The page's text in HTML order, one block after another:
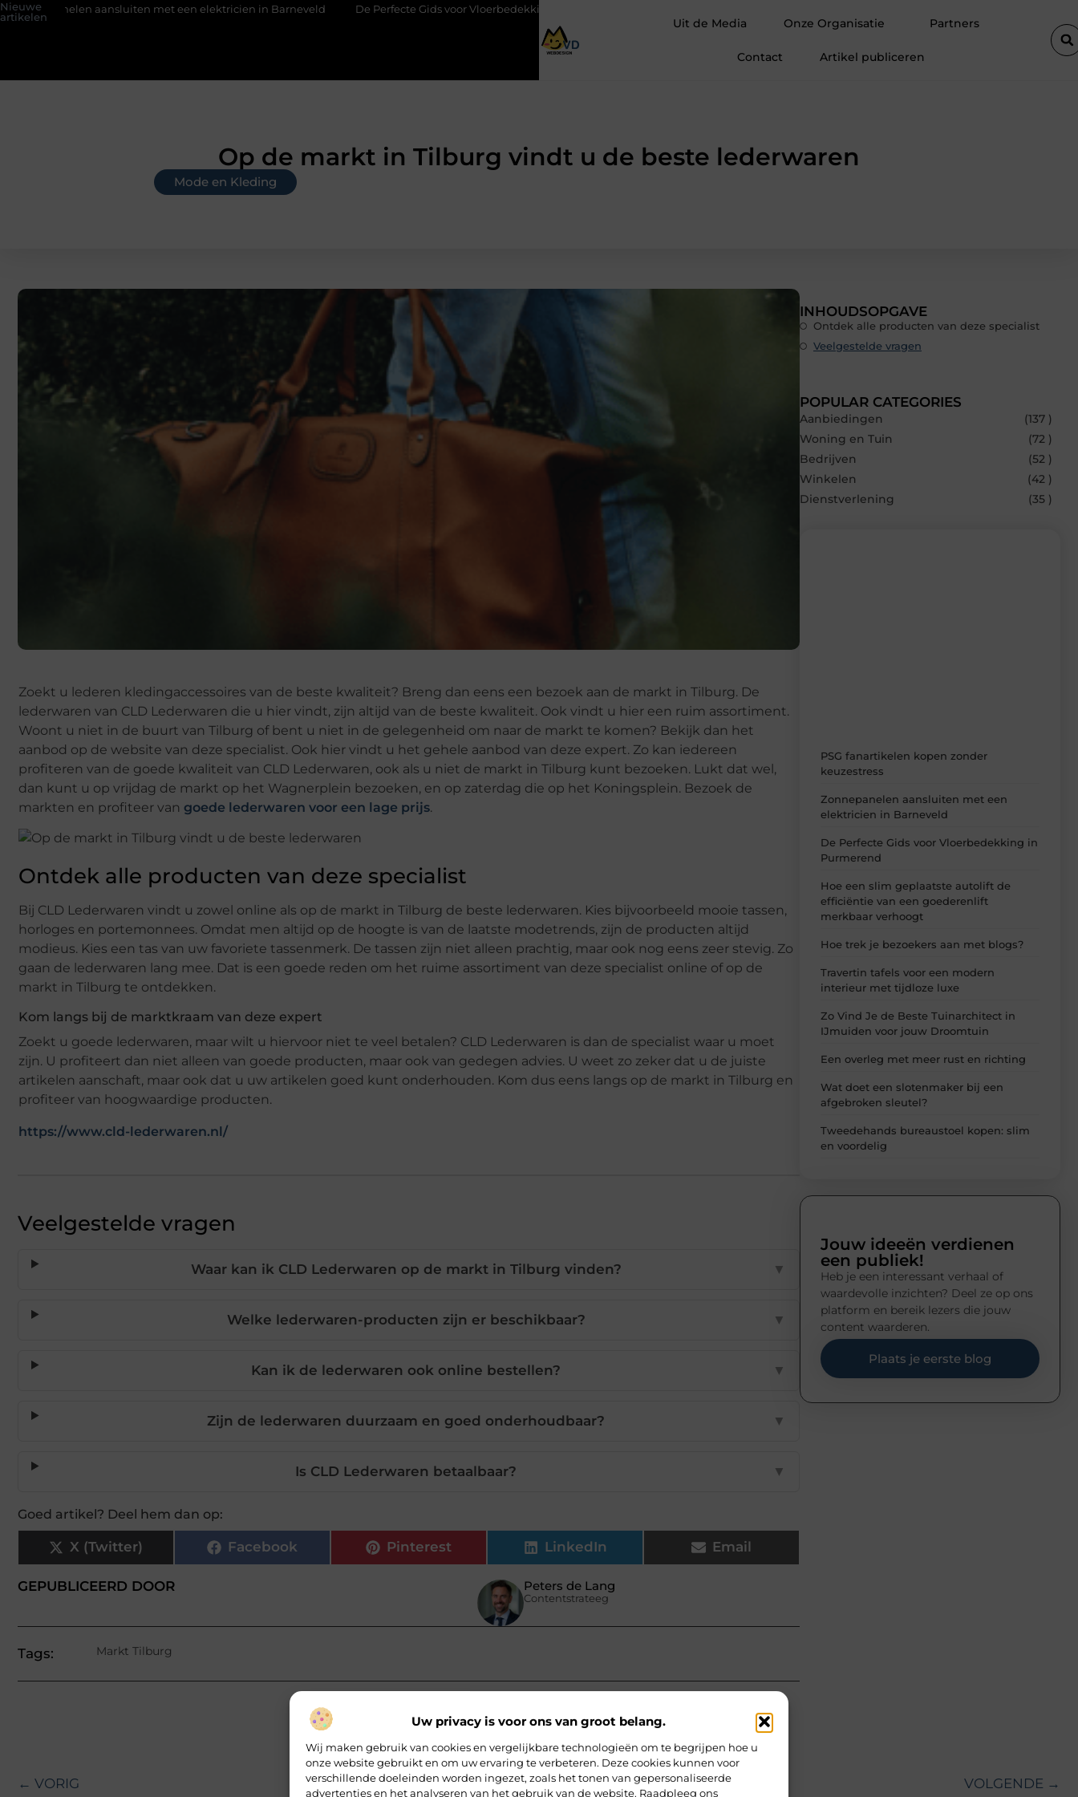
Uw privacy is voor ons van groot belang.
Wij maken gebruik van cookies en vergelijkbare technologieën om te begrijpen hoe u
onze website gebruikt en om uw ervaring te verbeteren. Deze cookies kunnen voor
verschillende doeleinden worden ingezet, zoals het tonen van gepersonaliseerde
advertenties en het analyseren van het gebruik van de website. Raadpleeg ons
Nieuwe
artikelen
met een elektricien in Barneveld De Perfecte Gids voor Vloerbedekking in Purmerend
Uit de Media Onze Organisatie Partners
Contact Artikel publiceren
Op de markt in Tilburg vindt u de beste lederwaren
Mode en Kleding
Zoekt u lederen kledingaccessoires van de beste kwaliteit? Breng dan eens een bezoek aan de markt in Tilburg. De
lederwaren van CLD Lederwaren die u hier vindt, zijn altijd van de beste kwaliteit. Ook vindt u hier een ruim assortiment.
Woont u niet in de buurt van Tilburg of bent u niet in de gelegenheid om naar de markt te komen? Bekijk dan het
aanbod op de website van deze specialist. Ook hier vindt u het gehele aanbod van deze expert. Zo kan iedereen
profiteren van de goede kwaliteit van CLD Lederwaren, ook als u niet de markt in Tilburg kunt bezoeken. Lukt dat wel,
dan kunt u op vrijdag de markt op het Wagnerplein bezoeken, en op zaterdag die op het Koningsplein. Bezoek de
markten en profiteer van goede lederwaren voor een lage prijs.
Ontdek alle producten van deze specialist
Bij CLD Lederwaren vindt u zowel online als op de markt in Tilburg de beste lederwaren. Kies bijvoorbeeld mooie tassen,
horloges en portemonnees. Omdat men altijd op de hoogte is van de laatste modetrends, zijn de producten altijd
modieus. Kies een tas van uw favoriete tassenmerk. De tassen zijn niet alleen prachtig, maar ook nog eens zeer stevig. Zo
gaan de lederwaren lang mee. Dat is een goede reden om het ruime assortiment van deze specialist online of op de
markt in Tilburg te ontdekken.
Kom langs bij de marktkraam van deze expert
Zoekt u goede lederwaren, maar wilt u hiervoor niet te veel betalen? CLD Lederwaren is dan de specialist waar u moet
zijn. U profiteert dan niet alleen van goede producten, maar ook van gedegen advies. U weet zo zeker dat u de juiste
artikelen aanschaft, maar ook dat u uw artikelen goed kunt onderhouden. Kom dus eens langs op de markt in Tilburg en
profiteer van hoogwaardige producten.
https://www.cld-lederwaren.nl/
Veelgestelde vragen
Waar kan ik CLD Lederwaren op de markt in Tilburg vinden? ▼
Welke lederwaren-producten zijn er beschikbaar? ▼
Kan ik de lederwaren ook online bestellen? ▼
Zijn de lederwaren duurzaam en goed onderhoudbaar? ▼
Is CLD Lederwaren betaalbaar? ▼
Goed artikel? Deel hem dan op:
X (Twitter) Facebook Pinterest LinkedIn Email
GEPUBLICEERD DOOR Peters de Lang
Contentstrateeg
Tags: Markt Tilburg
INHOUDSOPGAVE
Ontdek alle producten van deze specialist
Veelgestelde vragen
POPULAR CATEGORIES
Aanbiedingen
(137 )
Woning en Tuin
(72 )
Bedrijven
(52 )
Winkelen
(42 )
Dienstverlening
(35 )
PSG fanartikelen kopen zonder
keuzestress
Zonnepanelen aansluiten met een
elektricien in Barneveld
De Perfecte Gids voor Vloerbedekking in
Purmerend
Hoe een slim geplaatste autolift de
efficiëntie van een goederenlift
merkbaar verhoogt
Hoe trek je bezoekers aan met blogs?
Travertin tafels voor een modern
interieur met tijdloze luxe
Zo Vind Je de Beste Tuinarchitect in
IJmuiden voor jouw Droomtuin
Een overleg met meer rust en richting
Wat doet een slotenmaker bij een
afgebroken sleutel?
Tweedehands bureaustoel kopen: slim
en voordelig
Jouw ideeën verdienen
een publiek!
Heb je een interessant verhaal of
waardevolle inzichten? Deel ze op ons
platform en bereik lezers die jouw
content waarderen.
Plaats je eerste blog
← VORIG VOLGENDE →